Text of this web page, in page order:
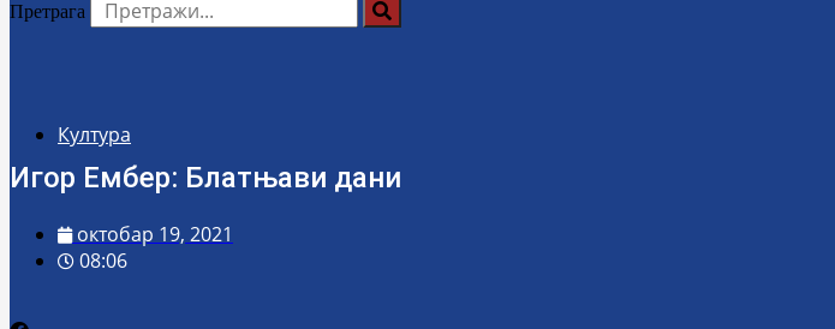
Претрага
Култура
Игор Ембер: Блатњави дани
октобар 19, 2021
08:06